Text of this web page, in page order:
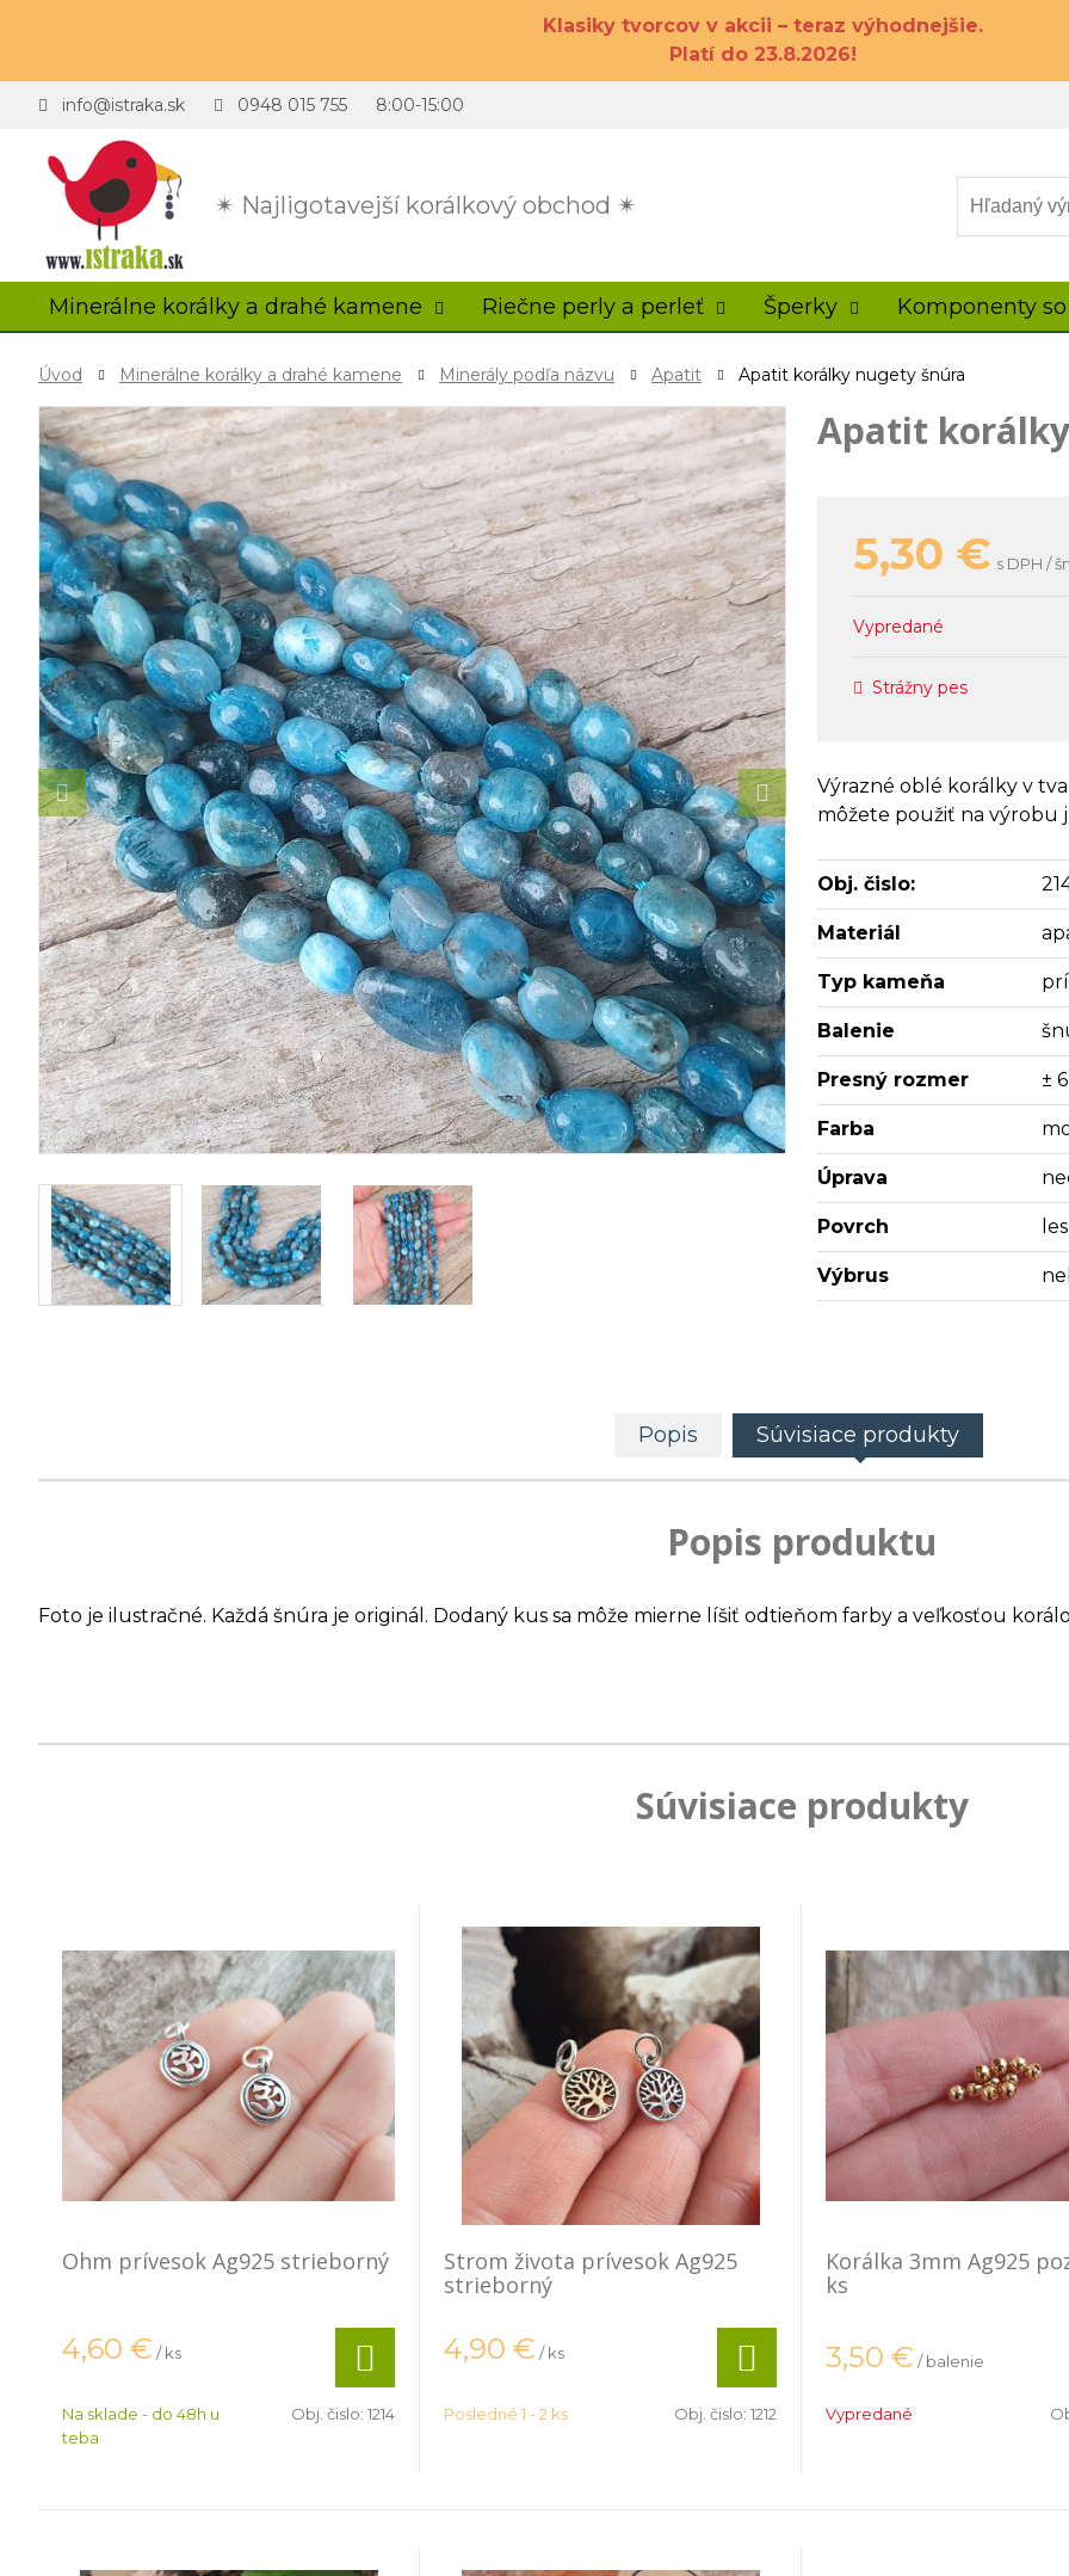
Klasiky tvorcov v akcii – teraz výhodnejšie.
Platí do 23.8.2026!
✴ Najligotavejší korálkový obchod ✴
info@istraka.sk 0948 015 755 8:00-15:00
Minerálne korálky a drahé kamene Riečne perly a perleť Šperky Komponenty
Úvod Minerálne korálky a drahé kamene Minerály podľa názvu Apatit Apatit korálky nugety šnúra
Apatit
5,30 € s DPH /
Vypredané
Strážny pes
Výrazné oblé korálky v
môžete použiť na výrobu
Obj. čislo:
Materiál
Typ kameňa
Balenie
Presný rozmer ±
Farba
Úprava
Povrch
Výbrus
Popis Súvisiace produkty
Popis produktu
Foto je ilustračné. Každá šnúra je originál. Dodaný kus sa môže mierne líšiť odtieňom farby a veľkosťou
Súvisiace produkty
Ohm prívesok Ag925 strieborný
4,60 € / ks
Na sklade - do 48h u
teba
Obj. čislo: 1214
Strom života prívesok Ag925
strieborný
4,90 € / ks
Posledné 1 - 2 ks Obj. čislo: 1212
Korálka 3mm Ag925
ks
3,50 € / balenie
Vypredané